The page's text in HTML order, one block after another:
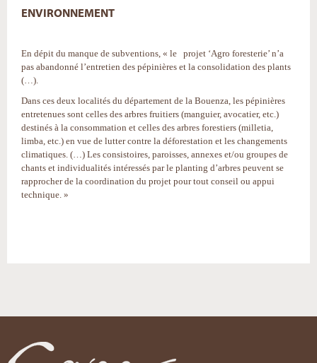
ENVIRONNEMENT
En dépit du manque de subventions, « le projet ‘Agro foresterie’ n’a
pas abandonné l’entretien des pépinières et la consolidation des plants
(…).
Dans ces deux localités du département de la Bouenza, les pépinières
entretenues sont celles des arbres fruitiers (manguier, avocatier, etc.)
destinés à la consommation et celles des arbres forestiers (milletia,
limba, etc.) en vue de lutter contre la déforestation et les changements
climatiques. (…) Les consistoires, paroisses, annexes et/ou groupes de
chants et individualités intéressés par le planting d’arbres peuvent se
rapprocher de la coordination du projet pour tout conseil ou appui
technique. »
document